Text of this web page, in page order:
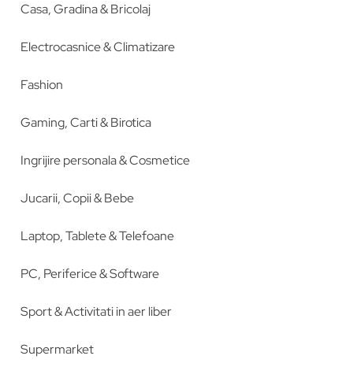
Casa, Gradina & Bricolaj
Electrocasnice & Climatizare
Fashion
Gaming, Carti & Birotica
Ingrijire personala & Cosmetice
Jucarii, Copii & Bebe
Laptop, Tablete & Telefoane
PC, Periferice & Software
Sport & Activitati in aer liber
Supermarket